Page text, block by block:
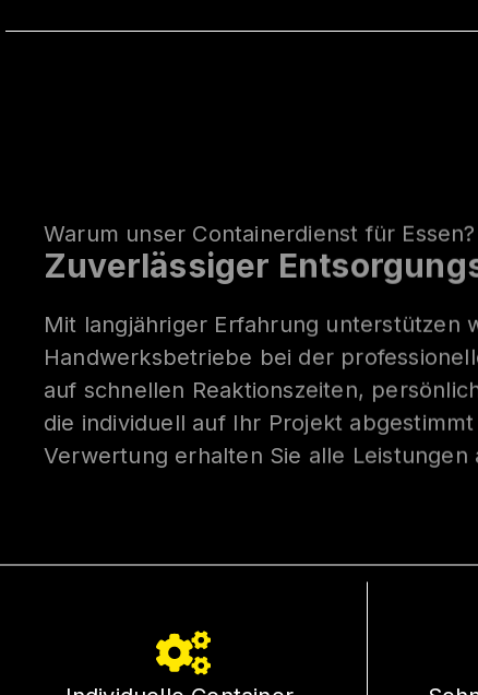
Warum unser Containerdienst für Essen?
Zuverlässiger
Mit langjähriger Erfahrung unterstützen
Handwerksbetriebe bei der
auf schnellen Reaktionszeiten,
die individuell auf Ihr Projekt
Verwertung erhalten Sie alle Leistungen